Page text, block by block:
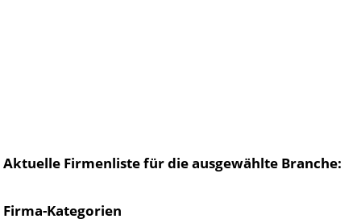
Aktuelle Firmenliste für die ausgewählte Branche:
Firma-Kategorien